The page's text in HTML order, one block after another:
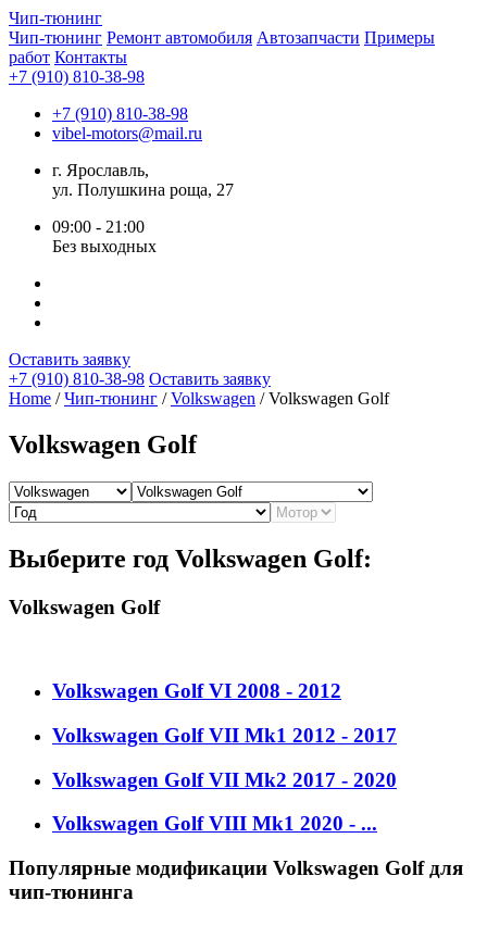
Чип-тюнинг
Чип-тюнинг Ремонт автомобиля Автозапчасти Примеры
работ Контакты
+7 (910) 810-38-98
+7 (910) 810-38-98
vibel-motors@mail.ru
г. Ярославль,
ул. Полушкина роща, 27
09:00 - 21:00
Без выходных
Оставить заявку
+7 (910) 810-38-98 Оставить заявку
Home /Чип-тюнинг /Volkswagen / Volkswagen Golf
Volkswagen Golf
Выберите год Volkswagen Golf:
Volkswagen Golf
Volkswagen Golf VI 2008 - 2012
Volkswagen Golf VII Mk1 2012 - 2017
Volkswagen Golf VII Mk2 2017 - 2020
Volkswagen Golf VIII Mk1 2020 - ...
Популярные модификации Volkswagen Golf для
чип-тюнинга